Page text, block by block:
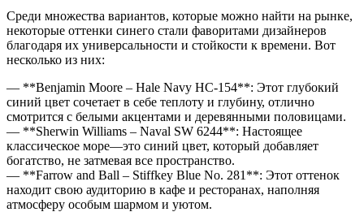
Среди множества вариантов, которые можно найти на рынке,
некоторые оттенки синего стали фаворитами дизайнеров
благодаря их универсальности и стойкости к времени. Вот
несколько из них:
— **Benjamin Moore – Hale Navy HC-154**: Этот глубокий
синий цвет сочетает в себе теплоту и глубину, отлично
смотрится с белыми акцентами и деревянными половицами.
— **Sherwin Williams – Naval SW 6244**: Настоящеe
классическое море—это синий цвет, который добавляет
богатство, не затмевая все пространство.
— **Farrow and Ball – Stiffkey Blue No. 281**: Этот оттенок
находит свою аудиторию в кафе и ресторанах, наполняя
атмосферу особым шармом и уютом.